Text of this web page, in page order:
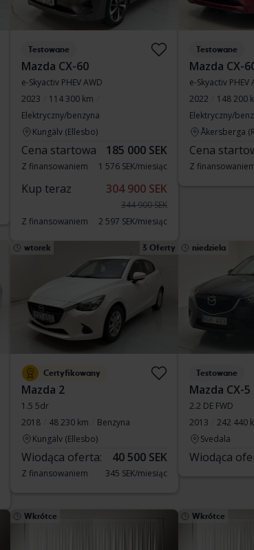
Testowane
Mazda CX-60
e-Skyactiv PHEV AWD
2023
114 300 km
Elektryczny/benzyna
Kungälv (Ellesbo)
Cena startowa 185 000 SEK
Z finansowaniem 1 576 SEK/miesiąc
Kup teraz 304 900 SEK
344 900 SEK
Z finansowaniem
2 597 SEK/miesiąc
Testowane
Mazda CX-
e-Skyactiv PHEV
2022
148 200
Elektryczny/
Åkersberga
Cena
Z
wtorek 3 Oferty
Certyfikowany
Mazda 2
1.5 5dr
2018
48 230 km
Benzyna
Kungälv (Ellesbo)
Wiodąca oferta: 40 500 SEK
Z finansowaniem 345 SEK/miesiąc
niedziela
Testowane
Mazda CX-5
2.2 DE FWD
2013
242 440
Svedala
Wiodąca
Wkrótce Wkrótce